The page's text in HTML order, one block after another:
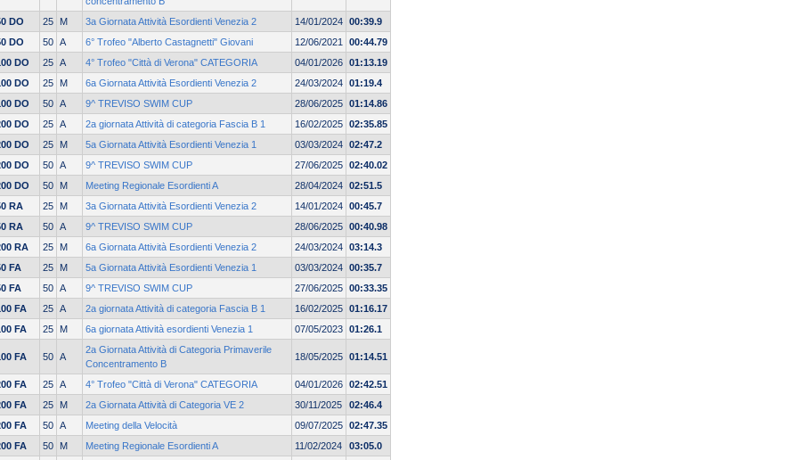
DO 25 M 3a Giornata Attività Esordienti Venezia 2 14/01/2024 00:39.9
DO
50 A 6° Trofeo "Alberto Castagnetti" Giovani 12/06/2021
00:44.79
DO
25 A 4° Trofeo "Città di Verona" CATEGORIA 04/01/2026 01:13.19
DO
25 M 6a Giornata Attività Esordienti Venezia 2 24/03/2024 01:19.4
DO
50 A 9^ TREVISO SWIM CUP 28/06/2025 01:14.86
DO
25 A 2a giornata Attività di categoria Fascia B 1 16/02/2025 02:35.85
DO
25 M 5a Giornata Attività Esordienti Venezia 1 03/03/2024 02:47.2
DO
50 A 9^ TREVISO SWIM CUP 27/06/2025 02:40.02
DO
50 M Meeting Regionale Esordienti A 28/04/2024 02:51.5
RA
25 M 3a Giornata Attività Esordienti Venezia 2 14/01/2024 00:45.7
RA
50 A 9^ TREVISO SWIM CUP 28/06/2025 00:40.98
RA
25 M 6a Giornata Attività Esordienti Venezia 2 24/03/2024 03:14.3
FA
25 M 5a Giornata Attività Esordienti Venezia 1 03/03/2024 00:35.7
FA
50 A 9^ TREVISO SWIM CUP 27/06/2025 00:33.35
FA
25 A 2a giornata Attività di categoria Fascia B 1 16/02/2025 01:16.17
FA
25 M 6a giornata Attività esordienti Venezia 1 07/05/2023 01:26.1
FA 50 A
2a Giornata Attività di Categoria Primaverile
Concentramento B
18/05/2025 01:14.51
FA 25 A 4° Trofeo "Città di Verona" CATEGORIA 04/01/2026 02:42.51
FA
25 M 2a Giornata Attività di Categoria VE 2 30/11/2025
02:46.4
FA
50 A Meeting della Velocità 09/07/2025 02:47.35
FA
50 M Meeting Regionale Esordienti A 11/02/2024 03:05.0